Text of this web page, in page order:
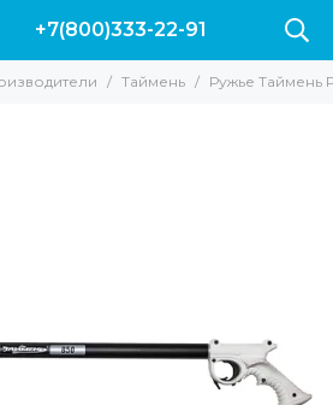
+7(800)333-22-91
Таймень Ружье Таймень